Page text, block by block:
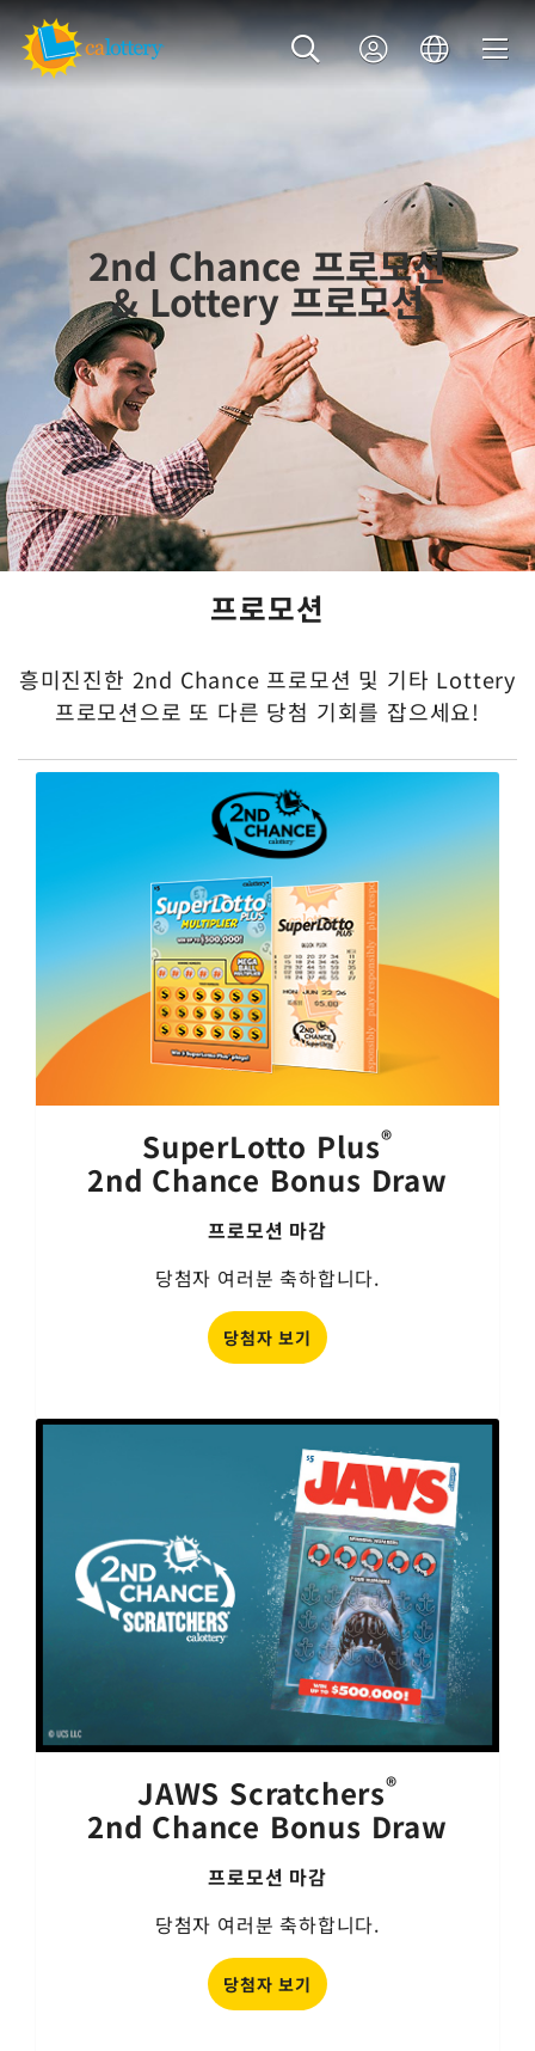
2nd Chance 프로모션
& Lottery 프로모션
프로모션
흥미진진한 2nd Chance 프로모션 및 기타 Lottery
프로모션으로 또 다른 당첨 기회를 잡으세요!
SuperLotto Plus®
2nd Chance Bonus Draw
프로모션 마감
당첨자 여러분 축하합니다.
당첨자 보기
JAWS Scratchers®
2nd Chance Bonus Draw
프로모션 마감
당첨자 여러분 축하합니다.
당첨자 보기